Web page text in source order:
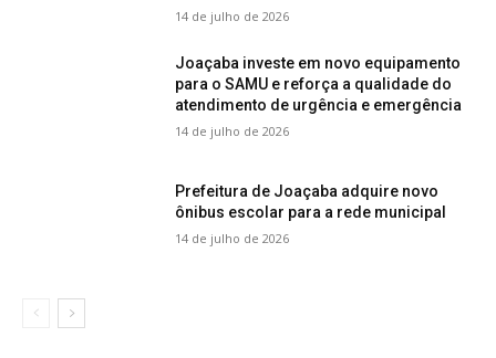
14 de julho de 2026
Joaçaba investe em novo equipamento
para o SAMU e reforça a qualidade do
atendimento de urgência e emergência
14 de julho de 2026
Prefeitura de Joaçaba adquire novo
ônibus escolar para a rede municipal
14 de julho de 2026